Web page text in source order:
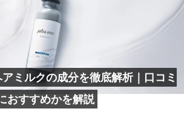
ミルクの成分を徹底解析｜口コミ
おすすめかを解説